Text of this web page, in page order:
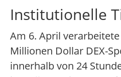
Institutionelle
Am 6. April
Millionen Dollar DEX-
innerhalb von 24